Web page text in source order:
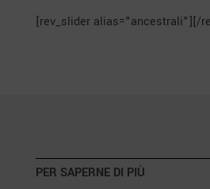
[rev_slider alias="ancestrali"][/
PER SAPERNE DI PIÙ